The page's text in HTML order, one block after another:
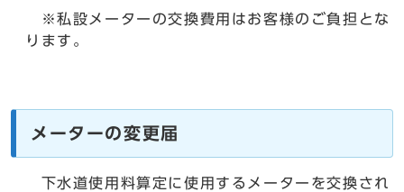
※私設メーターの交換費用はお客様のご負担とな
ります。
メーターの変更届
下水道使用料算定に使用するメーターを交換され